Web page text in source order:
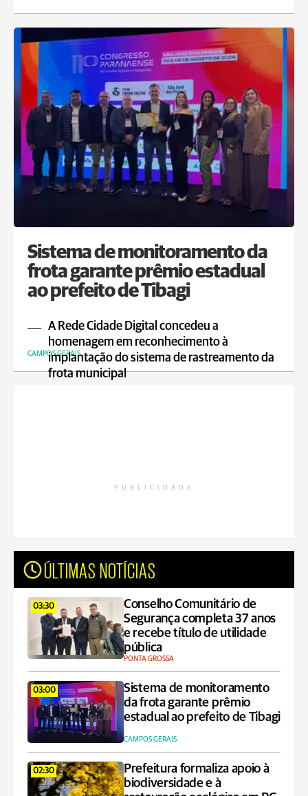
Sistema de monitoramento da
frota garante prêmio estadual
ao prefeito de Tibagi
A Rede Cidade Digital concedeu a
homenagem em reconhecimento à
implantação do sistema de rastreamento da
frota municipal
CAMPOS GERAIS
PUBLICIDADE
ÚLTIMAS NOTÍCIAS
03:30
Conselho Comunitário de
Segurança completa 37 anos
e recebe título de utilidade
pública
PONTA GROSSA
03:00
Sistema de monitoramento
da frota garante prêmio
estadual ao prefeito de Tibagi
CAMPOS GERAIS
02:30
Prefeitura formaliza apoio à
biodiversidade e à